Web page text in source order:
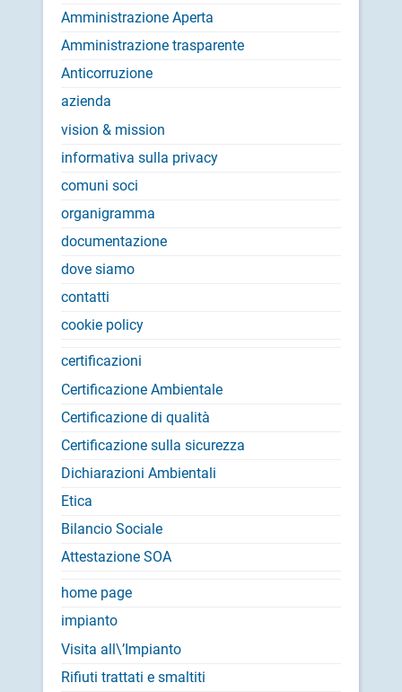
Amministrazione Aperta
Amministrazione trasparente
Anticorruzione
azienda
vision & mission
informativa sulla privacy
comuni soci
organigramma
documentazione
dove siamo
contatti
cookie policy
certificazioni
Certificazione Ambientale
Certificazione di qualità
Certificazione sulla sicurezza
Dichiarazioni Ambientali
Etica
Bilancio Sociale
Attestazione SOA
home page
impianto
Visita all\’Impianto
Rifiuti trattati e smaltiti